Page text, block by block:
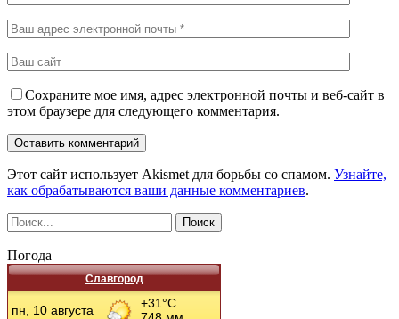
Сохраните мое имя, адрес электронной почты и веб-сайт в
этом браузере для следующего комментария.
Этот сайт использует Akismet для борьбы со спамом. Узнайте,
как обрабатываются ваши данные комментариев.
Погода
Славгород